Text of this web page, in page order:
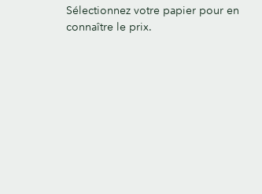
Sélectionnez votre papier pour en
connaître le prix.